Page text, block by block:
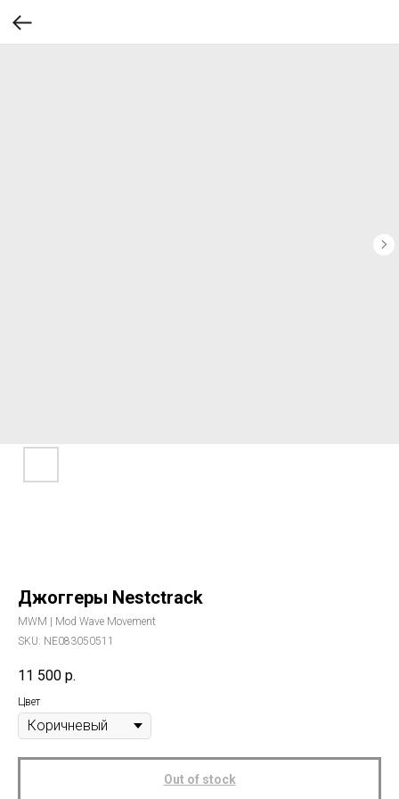
Джоггеры Nestctrack
MWM | Mod Wave Movement
SKU: NE083050511
11 500 р.
Цвет
Out of stock